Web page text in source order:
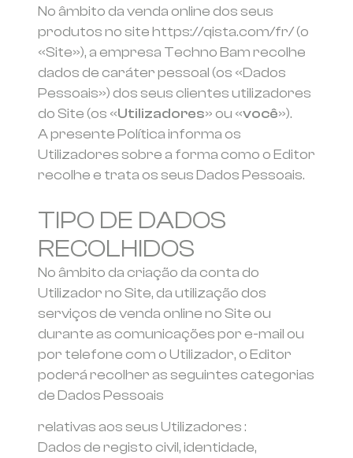
No âmbito da venda online dos seus
produtos no site https://qista.com/fr/ (o
«Site»), a empresa Techno Bam recolhe
dados de caráter pessoal (os «Dados
Pessoais») dos seus clientes utilizadores
do Site (os «Utilizadores» ou «você»).
A presente Política informa os
Utilizadores sobre a forma como o Editor
recolhe e trata os seus Dados Pessoais.
TIPO DE DADOS
RECOLHIDOS
No âmbito da criação da conta do
Utilizador no Site, da utilização dos
serviços de venda online no Site ou
durante as comunicações por e-mail ou
por telefone com o Utilizador, o Editor
poderá recolher as seguintes categorias
de Dados Pessoais
relativas aos seus Utilizadores :
Dados de registo civil, identidade,